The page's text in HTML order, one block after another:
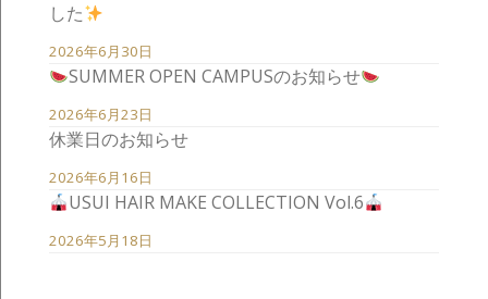
した
2026年6月30日
SUMMER OPEN CAMPUSのお知らせ
2026年6月23日
休業日のお知らせ
2026年6月16日
USUI HAIR MAKE COLLECTION Vol.6
2026年5月18日